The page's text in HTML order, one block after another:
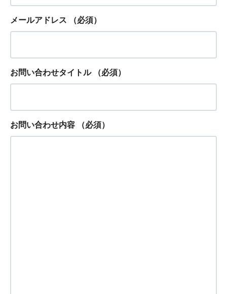
メールアドレス （必須）
お問い合わせタイトル （必須）
お問い合わせ内容 （必須）